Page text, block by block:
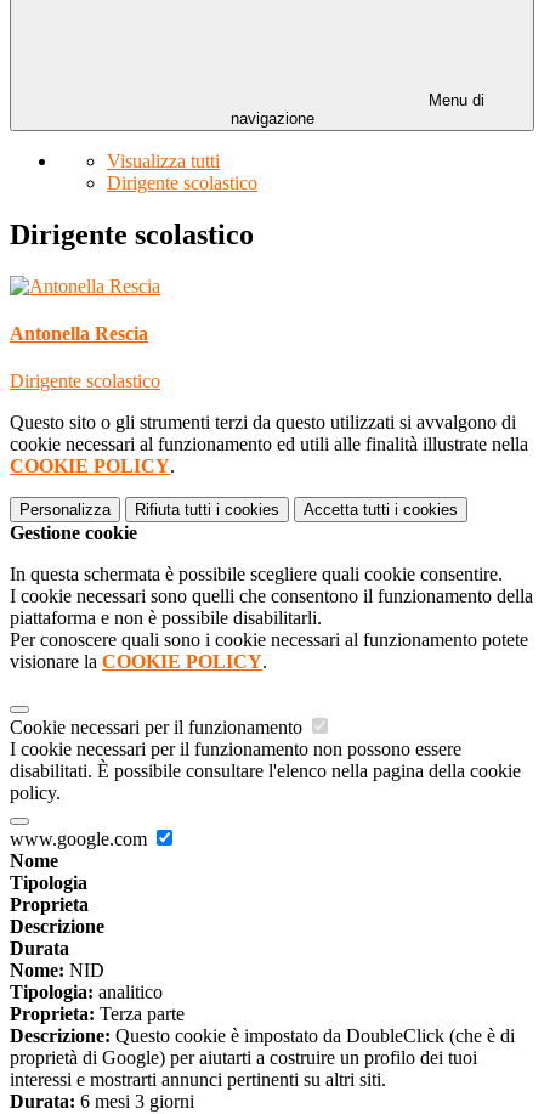
Menu di
navigazione
Visualizza tutti
Dirigente scolastico
Dirigente scolastico
Antonella Rescia
Dirigente scolastico
Questo sito o gli strumenti terzi da questo utilizzati si avvalgono di
cookie necessari al funzionamento ed utili alle finalità illustrate nella
COOKIE POLICY.
Personalizza Rifiuta tutti i cookies Accetta tutti i cookies
Gestione cookie
In questa schermata è possibile scegliere quali cookie consentire.
I cookie necessari sono quelli che consentono il funzionamento della
piattaforma e non è possibile disabilitarli.
Per conoscere quali sono i cookie necessari al funzionamento potete
visionare la COOKIE POLICY.
Cookie necessari per il funzionamento
I cookie necessari per il funzionamento non possono essere
disabilitati. È possibile consultare l'elenco nella pagina della cookie
policy.
www.google.com
Nome
Tipologia
Proprieta
Descrizione
Durata
Nome: NID
Tipologia: analitico
Proprieta: Terza parte
Descrizione: Questo cookie è impostato da DoubleClick (che è di
proprietà di Google) per aiutarti a costruire un profilo dei tuoi
interessi e mostrarti annunci pertinenti su altri siti.
Durata: 6 mesi 3 giorni